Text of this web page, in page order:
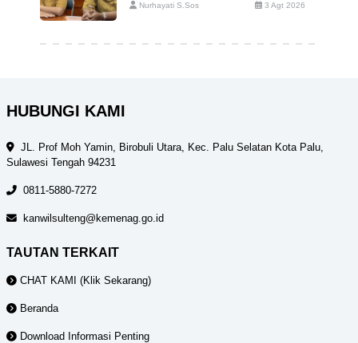
Nurhayati S.Sos 3 Agt 2026
HUBUNGI KAMI
JL. Prof Moh Yamin, Birobuli Utara, Kec. Palu Selatan Kota Palu,
Sulawesi Tengah 94231
0811-5880-7272
kanwilsulteng@kemenag.go.id
TAUTAN TERKAIT
CHAT KAMI (Klik Sekarang)
Beranda
Download Informasi Penting